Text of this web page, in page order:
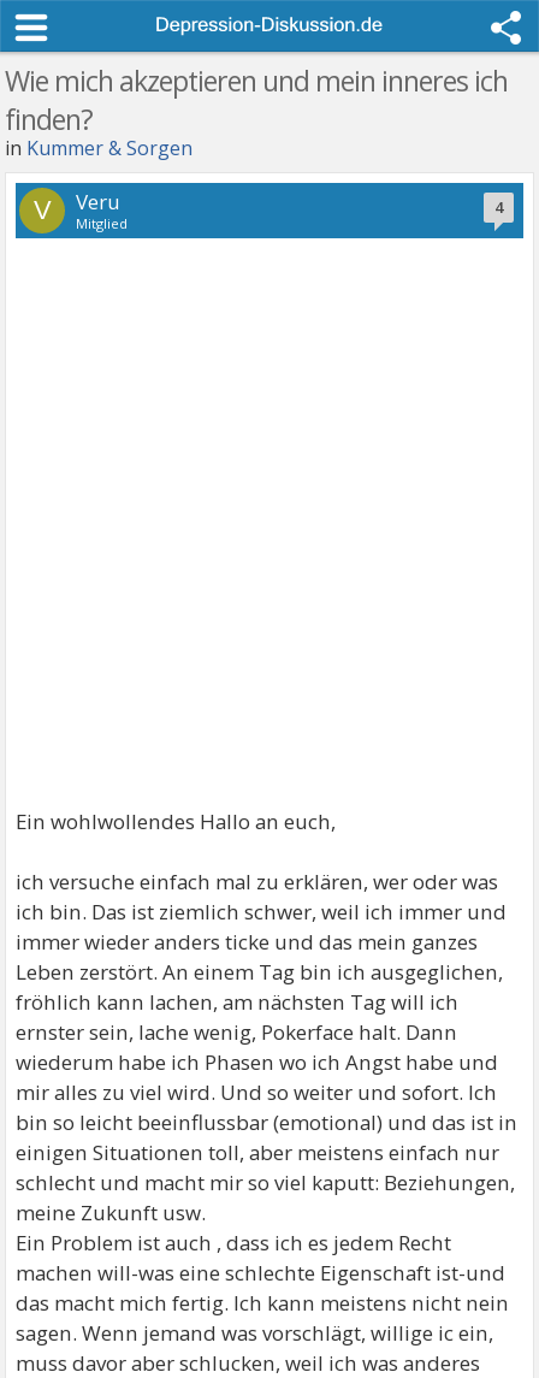
Wie mich akzeptieren und mein inneres ich
finden?
in Kummer & Sorgen
4
V Veru
Mitglied
Ein wohlwollendes Hallo an euch,
ich versuche einfach mal zu erklären, wer oder was
ich bin. Das ist ziemlich schwer, weil ich immer und
immer wieder anders ticke und das mein ganzes
Leben zerstört. An einem Tag bin ich ausgeglichen,
fröhlich kann lachen, am nächsten Tag will ich
ernster sein, lache wenig, Pokerface halt. Dann
wiederum habe ich Phasen wo ich Angst habe und
mir alles zu viel wird. Und so weiter und sofort. Ich
bin so leicht beeinflussbar (emotional) und das ist in
einigen Situationen toll, aber meistens einfach nur
schlecht und macht mir so viel kaputt: Beziehungen,
meine Zukunft usw.
Ein Problem ist auch , dass ich es jedem Recht
machen will-was eine schlechte Eigenschaft ist-und
das macht mich fertig. Ich kann meistens nicht nein
sagen. Wenn jemand was vorschlägt, willige ic ein,
muss davor aber schlucken, weil ich was anderes